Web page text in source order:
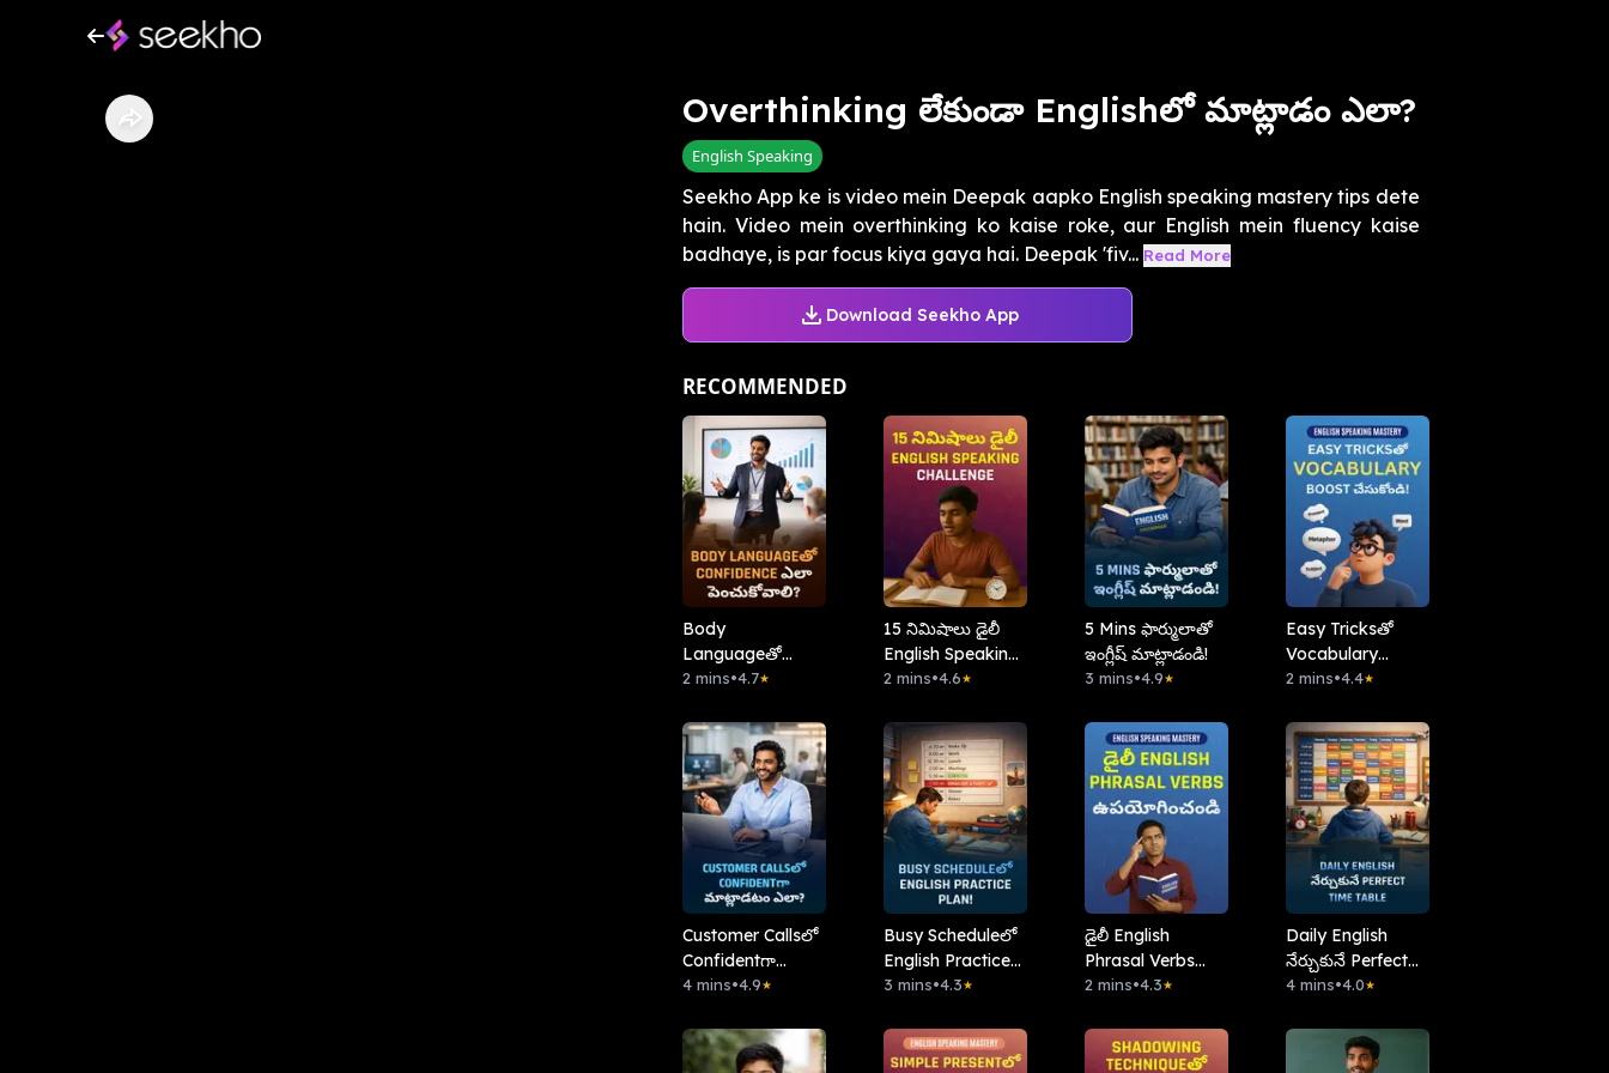
Overthinking లేకుండా Englishలో మాట్లాడం ఎలా?
English Speaking
Seekho App ke is video mein Deepak aapko English speaking mastery tips dete
hain. Video mein overthinking ko kaise roke, aur English mein fluency kaise
badhaye, is par focus kiya gaya hai. Deepak 'fiv... Read More
Download Seekho App
RECOMMENDED
Body
Languageతో
Confidence ఎలా
2 mins•4.7★
15 నిమిషాలు డైలీ
English Speaking
Challenge
2 mins•4.6★
5 Mins ఫార్ములాతో
ఇంగ్లీష్ మాట్లాడండి!
3 mins•4.9★
Easy Tricksతో
Vocabulary
Boost చేసుకోండి!
2 mins•4.4★
Customer Calls‌లో
Confidentగా
మాట్లాడటం ఎలా?
4 mins•4.9★
Busy Scheduleలో
English Practice
Plan!
3 mins•4.3★
డైలీ English
Phrasal Verbs
ఉపయోగించండి
2 mins•4.3★
Daily English
నేర్చుకునే Perfect
Time Table
4 mins•4.0★